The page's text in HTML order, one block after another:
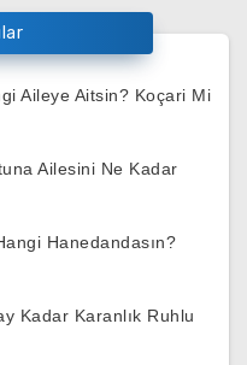
Aileye Aitsin? Koçari Mi
Ailesini Ne Kadar
Hanedandasın?
Kadar Karanlık Ruhlu